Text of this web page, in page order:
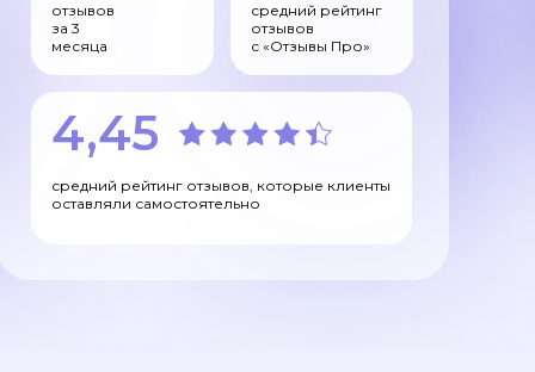
средний рейтинг
отзывов
с «Отзывы Про»
4,45
средний рейтинг отзывов, которые клиенты
оставляли самостоятельно
отзывов
за 3
месяца